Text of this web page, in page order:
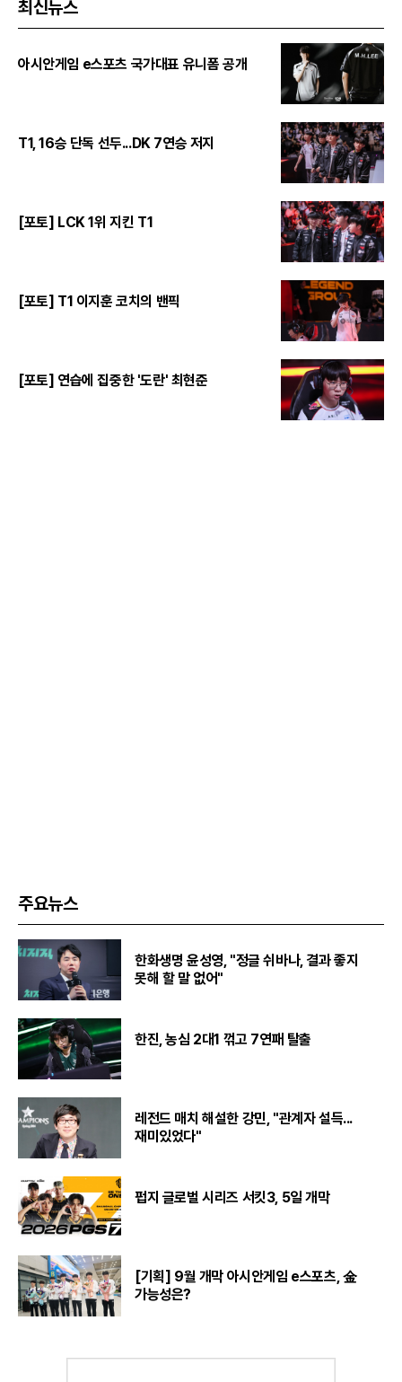
최신뉴스
아시안게임 e스포츠 국가대표 유니폼 공개
T1, 16승 단독 선두...DK 7연승 저지
[포토] LCK 1위 지킨 T1
[포토] T1 이지훈 코치의 밴픽
[포토] 연습에 집중한 '도란' 최현준
주요뉴스
한화생명 윤성영, "정글 쉬바나, 결과 좋지
못해 할 말 없어"
한진, 농심 2대1 꺾고 7연패 탈출
레전드 매치 해설한 강민, "관계자 설득...
재미있었다"
펍지 글로벌 시리즈 서킷3, 5일 개막
[기획] 9월 개막 아시안게임 e스포츠, 金
가능성은?